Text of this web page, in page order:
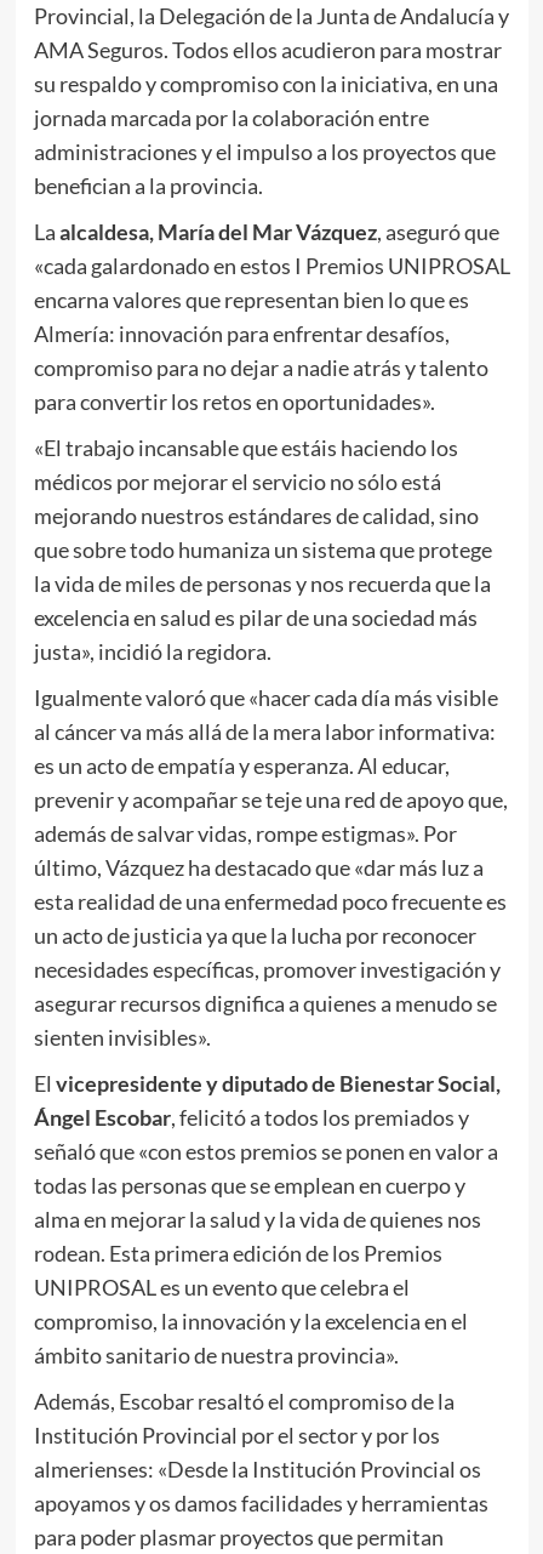
Provincial, la Delegación de la Junta de Andalucía y
AMA Seguros. Todos ellos acudieron para mostrar
su respaldo y compromiso con la iniciativa, en una
jornada marcada por la colaboración entre
administraciones y el impulso a los proyectos que
benefician a la provincia.
Laalcaldesa, María del Mar Vázquez, aseguró que
«cada galardonado en estos I Premios UNIPROSAL
encarna valores que representan bien lo que es
Almería: innovación para enfrentar desafíos,
compromiso para no dejar a nadie atrás y talento
para convertir los retos en oportunidades».
«El trabajo incansable que estáis haciendo los
médicos por mejorar el servicio no sólo está
mejorando nuestros estándares de calidad, sino
que sobre todo humaniza un sistema que protege
la vida de miles de personas y nos recuerda que la
excelencia en salud es pilar de una sociedad más
justa», incidió la regidora.
Igualmente valoró que «hacer cada día más visible
al cáncer va más allá de la mera labor informativa:
es un acto de empatía y esperanza. Al educar,
prevenir y acompañar se teje una red de apoyo que,
además de salvar vidas, rompe estigmas». Por
último, Vázquez ha destacado que «dar más luz a
esta realidad de una enfermedad poco frecuente es
un acto de justicia ya que la lucha por reconocer
necesidades específicas, promover investigación y
asegurar recursos dignifica a quienes a menudo se
sienten invisibles».
El vicepresidente y diputado de Bienestar Social,
Ángel Escobar, felicitó a todos los premiados y
señaló que «con estos premios se ponen en valor a
todas las personas que se emplean en cuerpo y
alma en mejorar la salud y la vida de quienes nos
rodean. Esta primera edición de los Premios
UNIPROSAL es un evento que celebra el
compromiso, la innovación y la excelencia en el
ámbito sanitario de nuestra provincia».
Además, Escobar resaltó el compromiso de la
Institución Provincial por el sector y por los
almerienses: «Desde la Institución Provincial os
apoyamos y os damos facilidades y herramientas
para poder plasmar proyectos que permitan